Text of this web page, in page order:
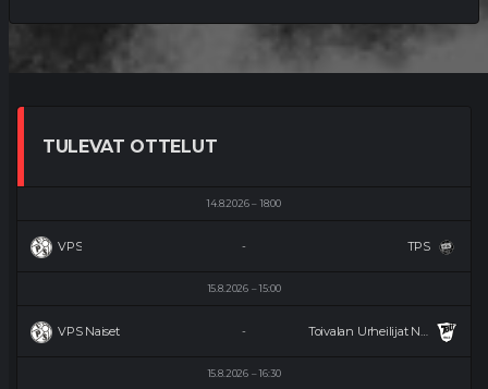
TULEVAT OTTELUT
14.8.2026 18:00
VPS TPS
-
15.8.2026 15:00
VPS Naiset -
15.8.2026 16:30